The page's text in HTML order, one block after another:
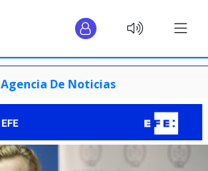
Agencia De Noticias